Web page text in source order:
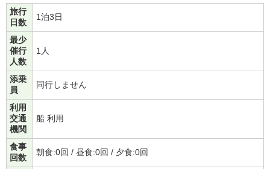
旅行
日数
1泊3日
最少
催行
人数
1人
添乗
員
同行しません
利用
交通
機関
船 利用
食事
回数
朝食:0回 / 昼食:0回 / 夕食:0回